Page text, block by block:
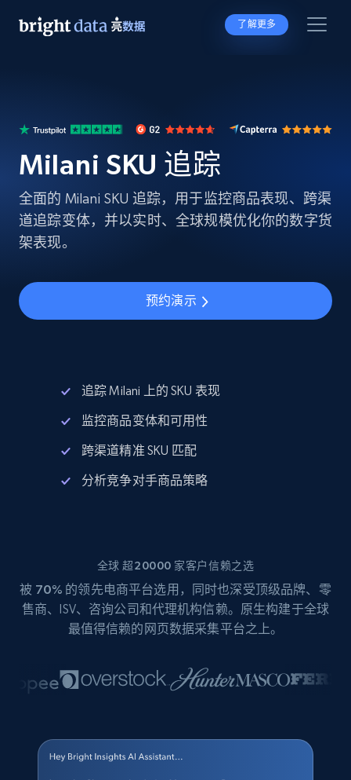
了解更多
Milani SKU 追踪
全面的 Milani SKU 追踪，用于监控商品表现、跨渠
道追踪变体，并以实时、全球规模优化你的数字货
架表现。
预约演示
追踪 Milani 上的 SKU 表现
监控商品变体和可用性
跨渠道精准 SKU 匹配
分析竞争对手商品策略
全球 超20000 家客户信赖之选
被 70% 的领先电商平台选用，同时也深受顶级品牌、零
售商、ISV、咨询公司和代理机构信赖。原生构建于全球
最值得信赖的网页数据采集平台之上。